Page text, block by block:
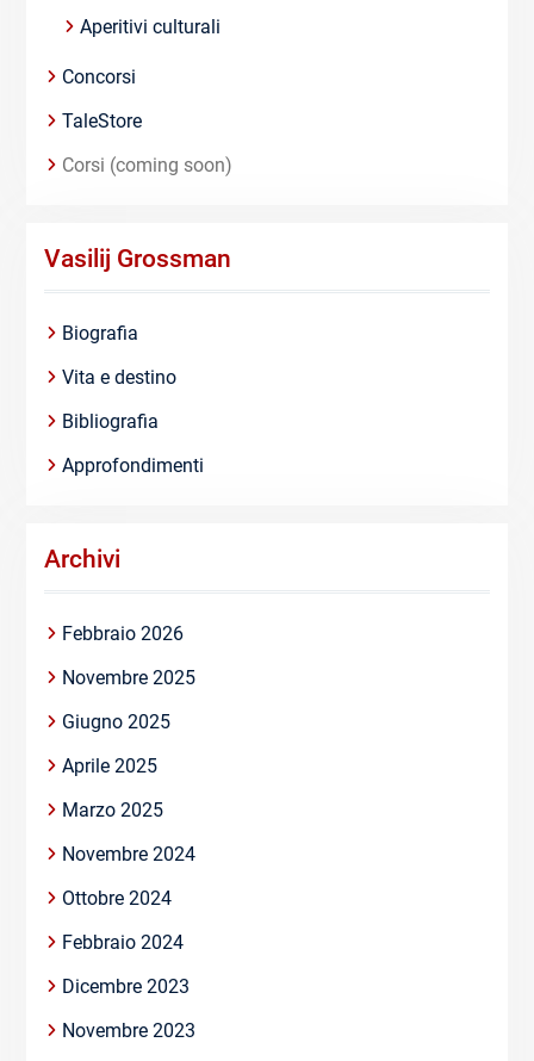
Aperitivi culturali
Concorsi
TaleStore
Corsi (coming soon)
Vasilij Grossman
Biografia
Vita e destino
Bibliografia
Approfondimenti
Archivi
Febbraio 2026
Novembre 2025
Giugno 2025
Aprile 2025
Marzo 2025
Novembre 2024
Ottobre 2024
Febbraio 2024
Dicembre 2023
Novembre 2023